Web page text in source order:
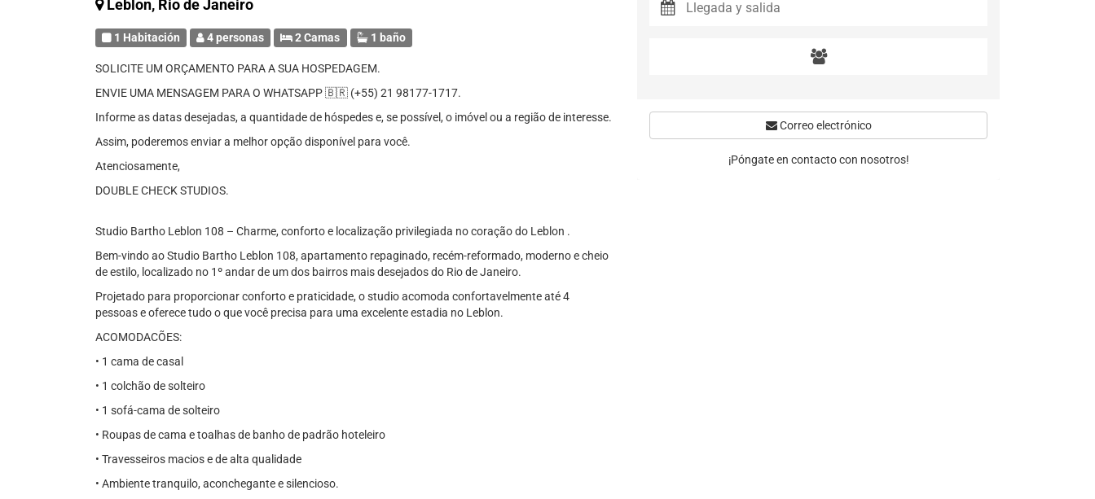
Leblon, Rio de Janeiro
1 Habitación 4 personas 2 Camas 1 baño
SOLICITE UM ORÇAMENTO PARA A SUA HOSPEDAGEM.
ENVIE UMA MENSAGEM PARA O WHATSAPP 🇧🇷 (+55) 21 98177-1717.
Informe as datas desejadas, a quantidade de hóspedes e, se possível, o imóvel ou a região de interesse.
Assim, poderemos enviar a melhor opção disponível para você.
Atenciosamente,
DOUBLE CHECK STUDIOS.
Studio Bartho Leblon 108 – Charme, conforto e localização privilegiada no coração do Leblon .
Bem-vindo ao Studio Bartho Leblon 108, apartamento repaginado, recém-reformado, moderno e cheio
de estilo, localizado no 1º andar de um dos bairros mais desejados do Rio de Janeiro.
Projetado para proporcionar conforto e praticidade, o studio acomoda confortavelmente até 4
pessoas e oferece tudo o que você precisa para uma excelente estadia no Leblon.
ACOMODACÕES:
• 1 cama de casal
• 1 colchão de solteiro
• 1 sofá-cama de solteiro
• Roupas de cama e toalhas de banho de padrão hoteleiro
• Travesseiros macios e de alta qualidade
• Ambiente tranquilo, aconchegante e silencioso.
Correo electrónico
¡Póngate en contacto con nosotros!